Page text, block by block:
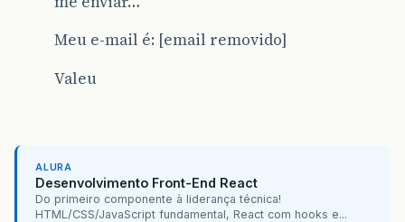
Meu e-mail é: [email removido]
Valeu
ALURA
Desenvolvimento Front-End React
Do primeiro componente à liderança técnica!
HTML/CSS/JavaScript fundamental, React com hooks e...